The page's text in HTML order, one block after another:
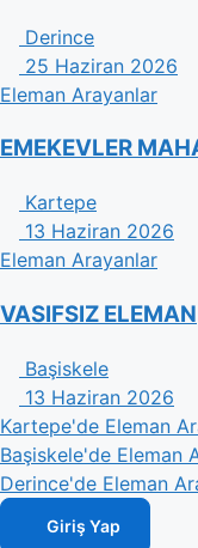
Derince
25 Haziran 2026
Eleman Arayanlar
EMEKEVLER
Kartepe
13 Haziran 2026
Eleman Arayanlar
VASIFSIZ ELEMAN
Başiskele
13 Haziran 2026
Kartepe'de Eleman
Başiskele'de Eleman
Derince'de Eleman
Giriş Yap